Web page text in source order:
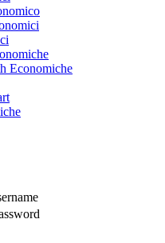
Economiche